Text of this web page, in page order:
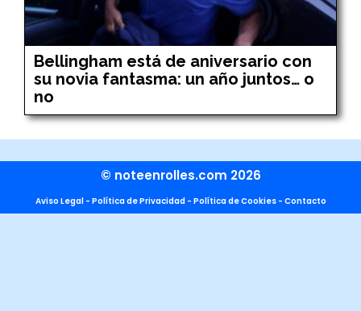
Bellingham está de aniversario con
su novia fantasma: un año juntos… o
no
© noteenrolles.com 2026
Aviso Legal- Política de Privacidad- Política de Cookies- Contacto